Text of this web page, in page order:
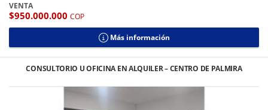
VENTA
$950.000.000 COP
Más información
CONSULTORIO U OFICINA EN ALQUILER – CENTRO DE PALMIRA